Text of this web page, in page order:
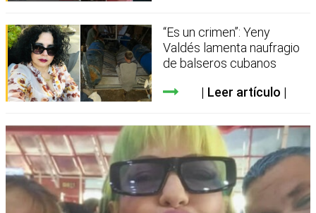
“Es un crimen”: Yeny
Valdés lamenta naufragio
de balseros cubanos
Leer artículo